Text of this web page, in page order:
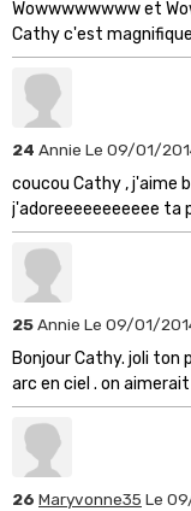
Wowwwwwwww et
Cathy c'est
24 Annie Le 09/01/
coucou Cathy , j'aime
j'adoreeeeeeeeeee ta
25Annie Le 09/01/
Bonjour Cathy. joli ton
arc en ciel . on aimerait
26 Maryvonne35 Le